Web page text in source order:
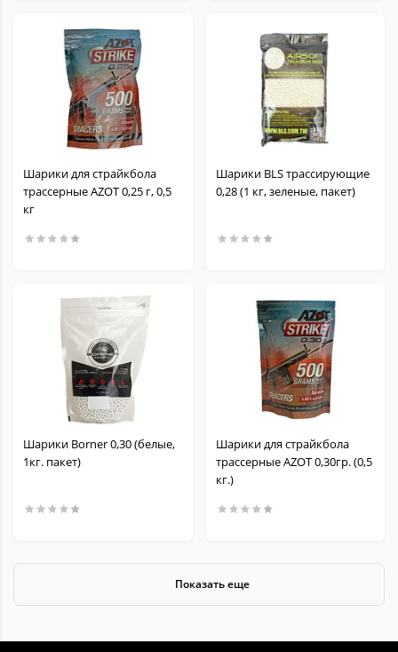
Шарики для страйкбола
трассерные AZOT 0,25 г, 0,5
кг
Шарики BLS трассирующие
0,28 (1 кг, зеленые, пакет)
Шарики Borner 0,30 (белые,
1кг. пакет)
Шарики для страйкбола
трассерные AZOT 0,30гр. (0,5
кг.)
Показать еще